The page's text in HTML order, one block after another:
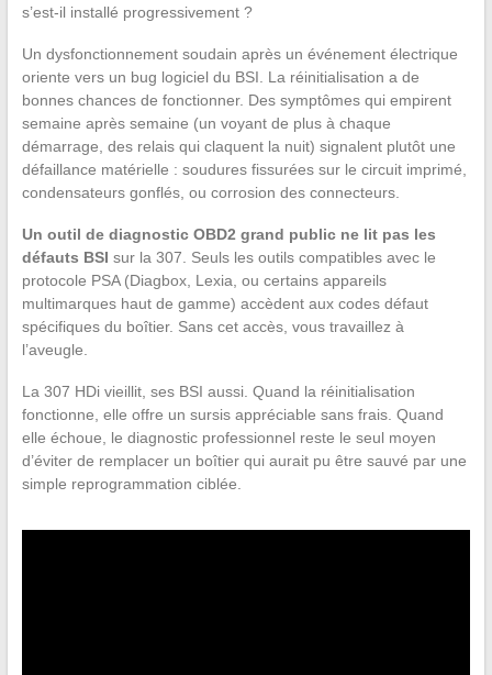
s’est-il installé progressivement ?
Un dysfonctionnement soudain après un événement électrique
oriente vers un bug logiciel du BSI. La réinitialisation a de
bonnes chances de fonctionner. Des symptômes qui empirent
semaine après semaine (un voyant de plus à chaque
démarrage, des relais qui claquent la nuit) signalent plutôt une
défaillance matérielle : soudures fissurées sur le circuit imprimé,
condensateurs gonflés, ou corrosion des connecteurs.
Un outil de diagnostic OBD2 grand public ne lit pas les
défauts BSI sur la 307. Seuls les outils compatibles avec le
protocole PSA (Diagbox, Lexia, ou certains appareils
multimarques haut de gamme) accèdent aux codes défaut
spécifiques du boîtier. Sans cet accès, vous travaillez à
l’aveugle.
La 307 HDi vieillit, ses BSI aussi. Quand la réinitialisation
fonctionne, elle offre un sursis appréciable sans frais. Quand
elle échoue, le diagnostic professionnel reste le seul moyen
d’éviter de remplacer un boîtier qui aurait pu être sauvé par une
simple reprogrammation ciblée.